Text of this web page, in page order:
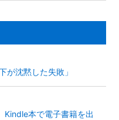
が沈黙した失敗」
Kindle本で電子書籍を出